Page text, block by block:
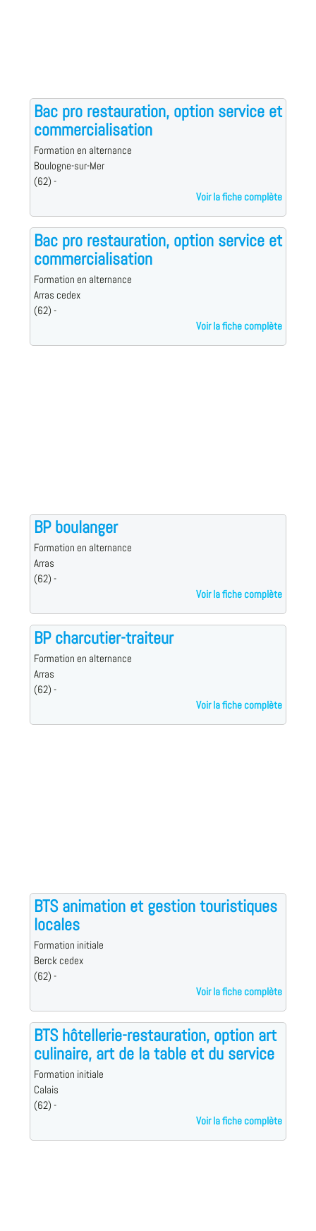
Bac pro restauration, option service et
commercialisation
Formation en alternance
Boulogne-sur-Mer
(62) -
Voir la fiche complète
Bac pro restauration, option service et
commercialisation
Formation en alternance
Arras cedex
(62) -
Voir la fiche complète
BP boulanger
Formation en alternance
Arras
(62) -
Voir la fiche complète
BP charcutier-traiteur
Formation en alternance
Arras
(62) -
Voir la fiche complète
BTS animation et gestion touristiques
locales
Formation initiale
Berck cedex
(62) -
Voir la fiche complète
BTS hôtellerie-restauration, option art
culinaire, art de la table et du service
Formation initiale
Calais
(62) -
Voir la fiche complète